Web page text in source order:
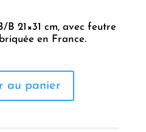
B 21×31 cm, avec feutre
en France.
au panier